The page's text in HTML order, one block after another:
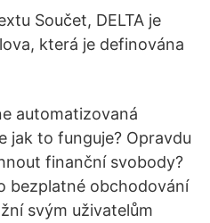
Součet, DELTA je
která je definována
automatizovaná
jak to funguje? Opravdu
finanční svobody?
bezplatné obchodování
svým uživatelům